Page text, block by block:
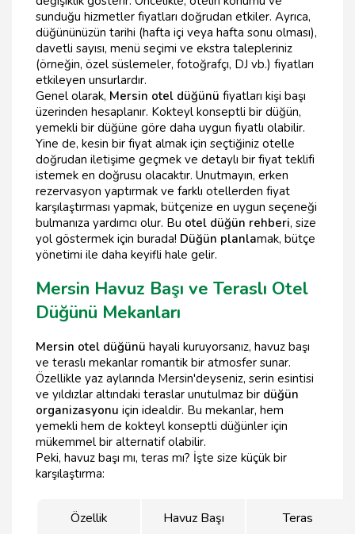
sunduğu hizmetler fiyatları doğrudan etkiler. Ayrıca,
düğününüzün tarihi (hafta içi veya hafta sonu olması),
davetli sayısı, menü seçimi ve ekstra talepleriniz
(örneğin, özel süslemeler, fotoğrafçı, DJ vb.) fiyatları
etkileyen unsurlardır.
Genel olarak, Mersin otel düğünü fiyatları kişi başı
üzerinden hesaplanır. Kokteyl konseptli bir düğün,
yemekli bir düğüne göre daha uygun fiyatlı olabilir.
Yine de, kesin bir fiyat almak için seçtiğiniz otelle
doğrudan iletişime geçmek ve detaylı bir fiyat teklifi
istemek en doğrusu olacaktır. Unutmayın, erken
rezervasyon yaptırmak ve farklı otellerden fiyat
karşılaştırması yapmak, bütçenize en uygun seçeneği
bulmanıza yardımcı olur. Bu otel düğün rehberi, size
yol göstermek için burada! Düğün planlamak, bütçe
yönetimi ile daha keyifli hale gelir.
Mersin Havuz Başı ve Teraslı Otel
Düğünü Mekanları
Mersin otel düğünü hayali kuruyorsanız, havuz başı
ve teraslı mekanlar romantik bir atmosfer sunar.
Özellikle yaz aylarında Mersin'deyseniz, serin esintisi
ve yıldızlar altındaki teraslar unutulmaz bir düğün
organizasyonu için idealdir. Bu mekanlar, hem
yemekli hem de kokteyl konseptli düğünler için
mükemmel bir alternatif olabilir.
Peki, havuz başı mı, teras mı? İşte size küçük bir
karşılaştırma:
Özellik Havuz Başı Teras